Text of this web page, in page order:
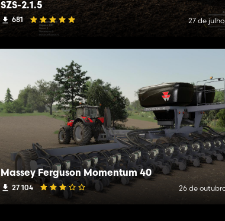
SZS-2.1.5
681 27 de
Massey Ferguson Momentum 40
27 104 26 de